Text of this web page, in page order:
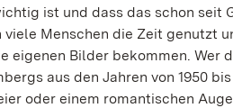
ist und dass das schon seit
viele Menschen die Zeit genutzt
eigenen Bilder bekommen. Wer
aus den Jahren von 1950
oder einem romantischen